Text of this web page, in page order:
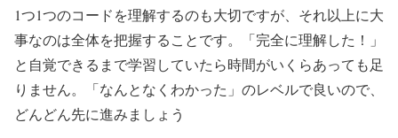
1つ1つのコードを理解するのも大切ですが、それ以上に大
事なのは全体を把握することです。「完全に理解した！」
と自覚できるまで学習していたら時間がいくらあっても足
りません。「なんとなくわかった」のレベルで良いので、
どんどん先に進みましょう